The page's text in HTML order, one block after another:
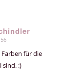
Farben für die
sind. :)